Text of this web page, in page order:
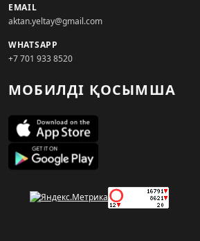
EMAIL
aktan.yeltay@gmail.com
WHATSAPP
+7 701 933 8520
МОБИЛДІ ҚОСЫМША